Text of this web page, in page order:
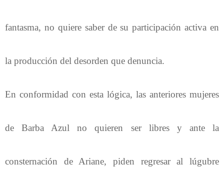
fantasma, no quiere saber de su participación activa en
la producción del desorden que denuncia.
En conformidad con esta lógica, las anteriores mujeres
de Barba Azul no quieren ser libres y ante la
consternación de Ariane, piden regresar al lúgubre